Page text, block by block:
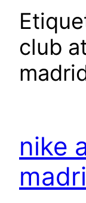
club
nike